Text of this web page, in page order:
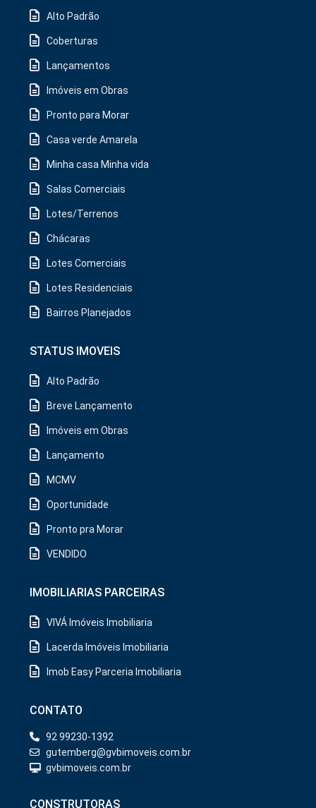
Alto Padrão
Coberturas
Lançamentos
Imóveis em Obras
Pronto para Morar
Casa verde Amarela
Minha casa Minha vida
Salas Comerciais
Lotes/Terrenos
Chácaras
Lotes Comerciais
Lotes Residenciais
Bairros Planejados
STATUS IMOVEIS
Alto Padrão
Breve Lançamento
Imóveis em Obras
Lançamento
MCMV
Oportunidade
Pronto pra Morar
VENDIDO
IMOBILIARIAS PARCEIRAS
VIVÁ Imóveis Imobiliaria
Lacerda Imóveis Imobiliaria
Imob Easy Parceria Imobiliaria
CONTATO
92 99230-1392
gutemberg@gvbimoveis.com.br
gvbimoveis.com.br
CONSTRUTORAS